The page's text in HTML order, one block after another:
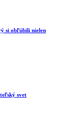
si obľúbili nielen
svet